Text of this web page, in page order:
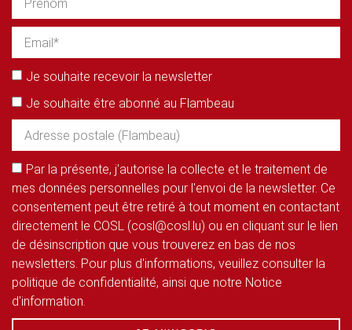
Je souhaite recevoir la newsletter
Je souhaite être abonné au Flambeau
Par la présente, j'autorise la collecte et le traitement de
mes données personnelles pour l'envoi de la newsletter. Ce
consentement peut être retiré à tout moment en contactant
directement le COSL (cosl@cosl.lu) ou en cliquant sur le lien
de désinscription que vous trouverez en bas de nos
newsletters. Pour plus d'informations, veuillez consulter la
politique de confidentialité, ainsi que notre Notice
d'information.